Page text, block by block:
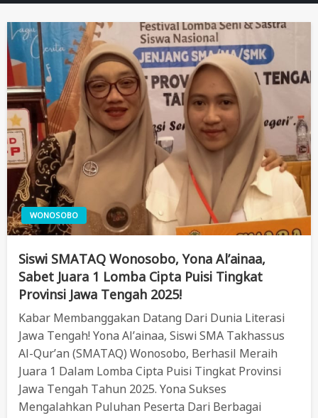
WONOSOBO
Siswi SMATAQ Wonosobo, Yona Al’ainaa,
Sabet Juara 1 Lomba Cipta Puisi Tingkat
Provinsi Jawa Tengah 2025!
Kabar Membanggakan Datang Dari Dunia Literasi
Jawa Tengah! Yona Al’ainaa, Siswi SMA Takhassus
Al-Qur’an (SMATAQ) Wonosobo, Berhasil Meraih
Juara 1 Dalam Lomba Cipta Puisi Tingkat Provinsi
Jawa Tengah Tahun 2025. Yona Sukses
Mengalahkan Puluhan Peserta Dari Berbagai